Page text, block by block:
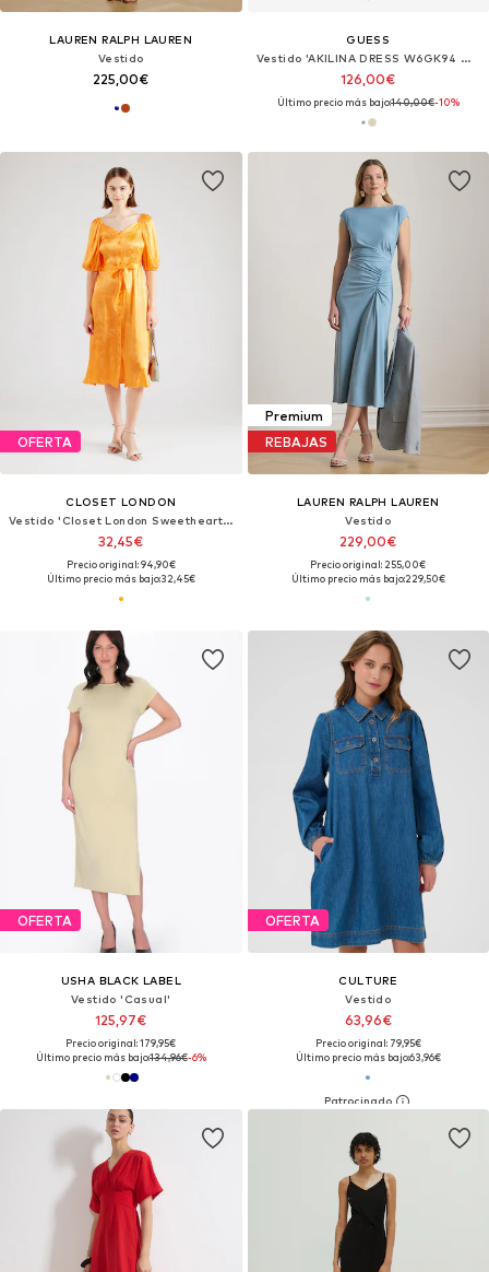
LAUREN RALPH LAUREN
Vestido
225,00€
GUESS
Vestido 'AKILINA DRESS W6GK94 W2266'
126,00€
Último precio más bajo:140,00€-10%
OFERTA
CLOSET LONDON
Vestido 'Closet London Sweetheart Neck Dress D7885'
32,45€
Precio original: 94,90€
Último precio más bajo:32,45€
Premium
REBAJAS
LAUREN RALPH LAUREN
Vestido
229,00€
Precio original: 255,00€
Último precio más bajo:229,50€
OFERTA
USHA BLACK LABEL
Vestido 'Casual'
125,97€
Precio original: 179,95€
Último precio más bajo:134,96€-6%
OFERTA
CULTURE
Vestido
63,96€
Precio original: 79,95€
Último precio más bajo:63,96€